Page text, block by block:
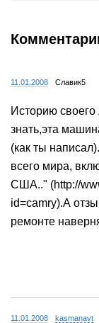
11.01.2008 Славик5
Историю
знать,эта
(как ты
всего мира,
США.." (http://
id=camry).А
ремонте
11.01.2008 kasmanavt